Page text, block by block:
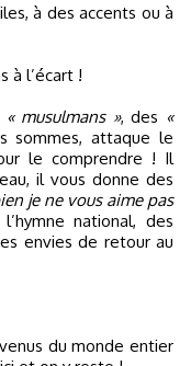
à des accents ou à
à l’écart !
« musulmans », des «
sommes, attaque le
le comprendre ! Il
il vous donne des
je ne vous aime pas
national, des
envies de retour au
du monde entier